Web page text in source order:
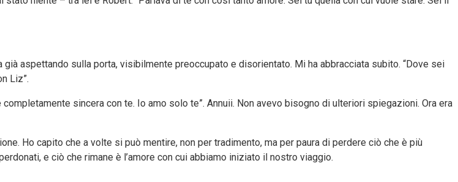
aspettando sulla porta, visibilmente preoccupato e disorientato. Mi ha abbracciata subito. “Dove sei
Liz”.
sincera con te. Io amo solo te”. Annuii. Non avevo bisogno di ulteriori spiegazioni. Ora era
Ho capito che a volte si può mentire, non per tradimento, ma per paura di perdere ciò che è più
e ciò che rimane è l’amore con cui abbiamo iniziato il nostro viaggio.